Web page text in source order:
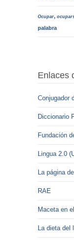
Ocupar,
palabra
Enlaces
Conjugador
Diccionario
Fundación
Lingua 2.0
La página
RAE
Maceta en
La dieta del